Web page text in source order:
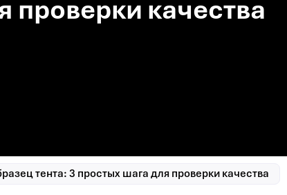
проверки качества
тента: 3 простых шага для проверки качества